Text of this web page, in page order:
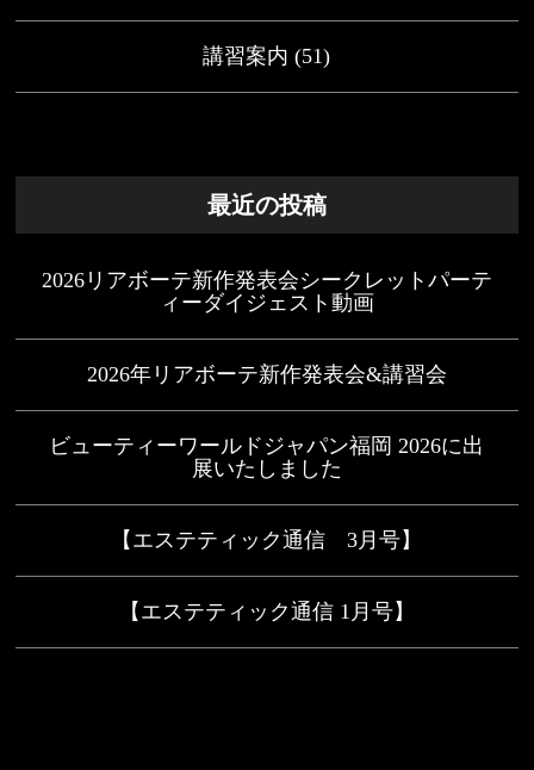
講習案内 (51)
最近の投稿
2026リアボーテ新作発表会シークレットパーテ
ィーダイジェスト動画
2026年リアボーテ新作発表会&講習会
ビューティーワールドジャパン福岡 2026に出
展いたしました
【エステティック通信 3月号】
【エステティック通信 1月号】